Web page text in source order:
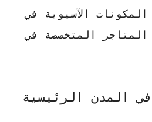
الآسيوية في
المتاجر المتخصصة في
المدن الرئيسية